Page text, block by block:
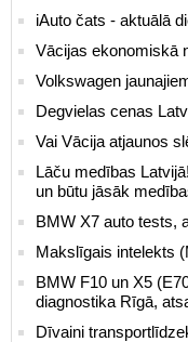
iAuto čats - aktuālā
Vācijas ekonomiskā
Volkswagen
Degvielas cenas
Vai Vācija atjaunos
Lāču medības
un būtu jāsāk
BMW X7 auto tests,
Makslīgais intelekts
BMW F10 un X5
diagnostika Rīgā,
Dīvaini